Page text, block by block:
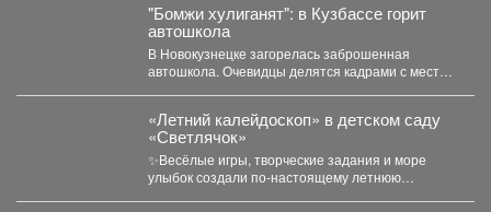
"Бомжи хулиганят": в Кузбассе горит
автошкола
В Новокузнецке загорелась заброшенная
автошкола. Очевидцы делятся кадрами с места
«Летний калейдоскоп» в детском саду
«Светлячок»
✨Весёлые игры, творческие задания и море
улыбок создали по-настоящему летнюю